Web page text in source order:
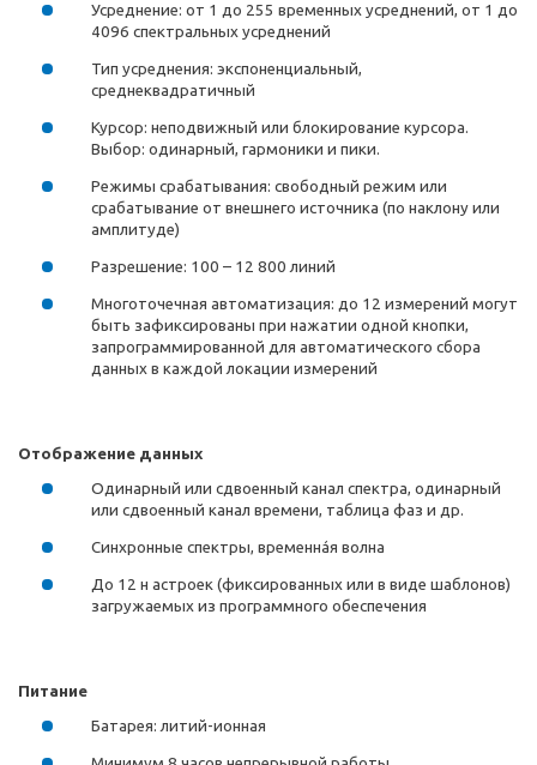
Усреднение: от 1 до 255 временных усреднений, от 1 до
4096 спектральных усреднений
Тип усреднения: экспоненциальный,
среднеквадратичный
Курсор: неподвижный или блокирование курсора.
Выбор: одинарный, гармоники и пики.
Режимы срабатывания: свободный режим или
срабатывание от внешнего источника (по наклону или
амплитуде)
Разрешение: 100 – 12 800 линий
Многоточечная автоматизация: до 12 измерений могут
быть зафиксированы при нажатии одной кнопки,
запрограммированной для автоматического сбора
данных в каждой локации измерений
Отображение данных
Одинарный или сдвоенный канал спектра, одинарный
или сдвоенный канал времени, таблица фаз и др.
Синхронные спектры, временнáя волна
До 12 н астроек (фиксированных или в виде шаблонов)
загружаемых из программного обеспечения
Питание
Батарея: литий-ионная